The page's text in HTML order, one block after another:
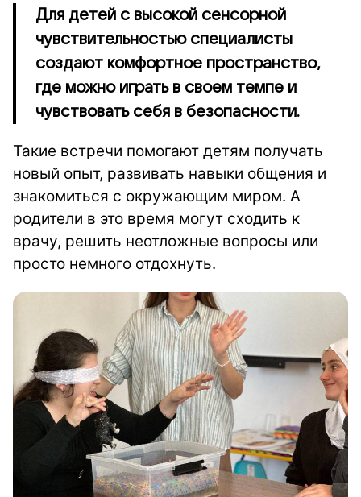
Для детей с высокой сенсорной
чувствительностью специалисты
создают комфортное пространство,
где можно играть в своем темпе и
чувствовать себя в безопасности.
Такие встречи помогают детям получать
новый опыт, развивать навыки общения и
знакомиться с окружающим миром. А
родители в это время могут сходить к
врачу, решить неотложные вопросы или
просто немного отдохнуть.